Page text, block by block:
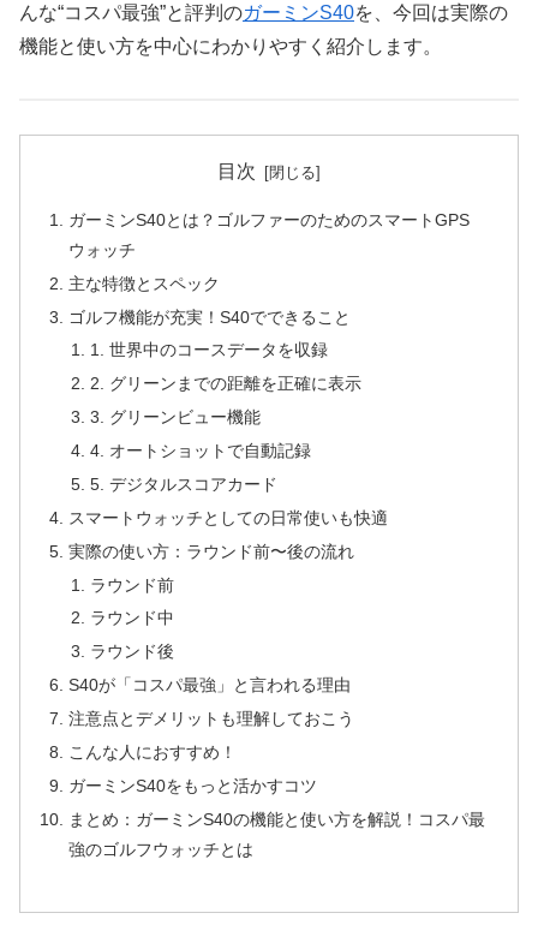
んな“コスパ最強”と評判のガーミンS40を、今回は実際の
機能と使い方を中心にわかりやすく紹介します。
目次
ガーミンS40とは？ゴルファーのためのスマートGPS
ウォッチ
主な特徴とスペック
ゴルフ機能が充実！S40でできること
1. 世界中のコースデータを収録
2. グリーンまでの距離を正確に表示
3. グリーンビュー機能
4. オートショットで自動記録
5. デジタルスコアカード
スマートウォッチとしての日常使いも快適
実際の使い方：ラウンド前〜後の流れ
ラウンド前
ラウンド中
ラウンド後
S40が「コスパ最強」と言われる理由
注意点とデメリットも理解しておこう
こんな人におすすめ！
ガーミンS40をもっと活かすコツ
まとめ：ガーミンS40の機能と使い方を解説！コスパ最
強のゴルフウォッチとは